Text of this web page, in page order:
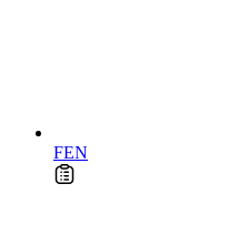
FEN